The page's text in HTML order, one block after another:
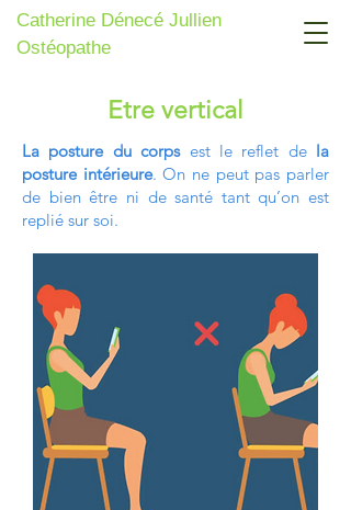
Catherine Dénecé Jullien
Ostéopathe
Etre vertical
La posture du corpsest le reflet de la
posture intérieure. On ne peut pas parler
de bien être ni de santé tant qu’on est
replié sur soi.